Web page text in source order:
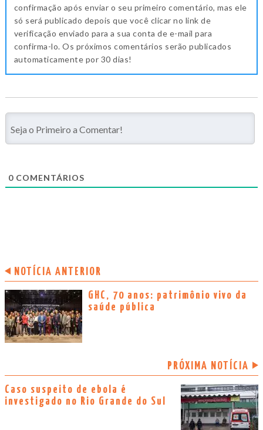
confirmação após enviar o seu primeiro comentário, mas ele
só será publicado depois que você clicar no link de
verificação enviado para a sua conta de e-mail para
confirma-lo. Os próximos comentários serão publicados
automaticamente por 30 dias!
0 COMENTÁRIOS
NOTÍCIA ANTERIOR
GHC, 70 anos: patrimônio vivo da
saúde pública
PRÓXIMA NOTÍCIA
Caso suspeito de ebola é
investigado no Rio Grande do Sul